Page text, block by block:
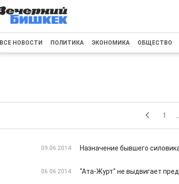
ВСЕ НОВОСТИ ПОЛИТИКА ЭКОНОМИКА ОБЩЕСТВО
1
09.06.2014 Назначение бывшего
06.06.2014 "Ата-Журт" не выдвигает